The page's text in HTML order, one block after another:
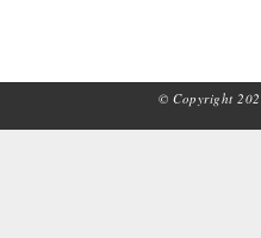
© Copyright